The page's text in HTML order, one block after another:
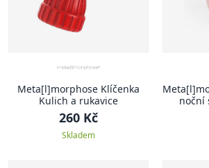
Meta[l]morphose Klíčenka
Kulich a rukavice
260 Kč
Skladem
noční